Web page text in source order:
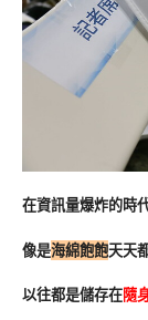
在資訊量爆炸的時
像是海綿飽飽天天
以往都是儲存在隨